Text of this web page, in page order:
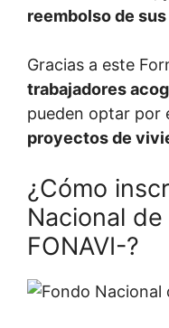
reembolso de
Gracias a este
trabajadores
pueden optar por
proyectos de
¿Cómo
Nacional
FONAVI-?